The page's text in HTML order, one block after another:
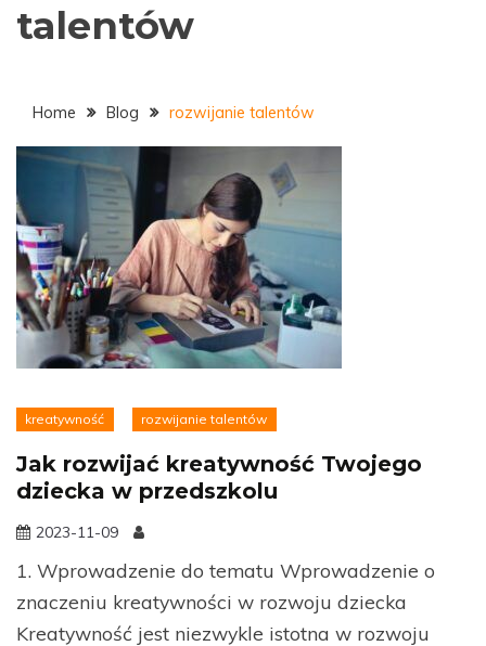
talentów
Home Blog rozwijanie talentów
kreatywność rozwijanie talentów
Jak rozwijać kreatywność Twojego
dziecka w przedszkolu
2023-11-09
1. Wprowadzenie do tematu Wprowadzenie o
znaczeniu kreatywności w rozwoju dziecka
Kreatywność jest niezwykle istotna w rozwoju